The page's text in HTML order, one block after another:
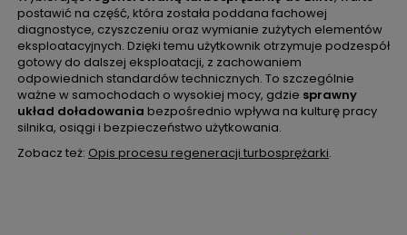
postawić na część, która została poddana fachowej
diagnostyce, czyszczeniu oraz wymianie zużytych elementów
eksploatacyjnych. Dzięki temu użytkownik otrzymuje podzespół
gotowy do dalszej eksploatacji, z zachowaniem
odpowiednich standardów technicznych. To szczególnie
ważne w samochodach o wysokiej mocy, gdzie sprawny
układ doładowania bezpośrednio wpływa na kulturę pracy
silnika, osiągi i bezpieczeństwo użytkowania.
Zobacz też: Opis procesu regeneracji turbosprężarki.